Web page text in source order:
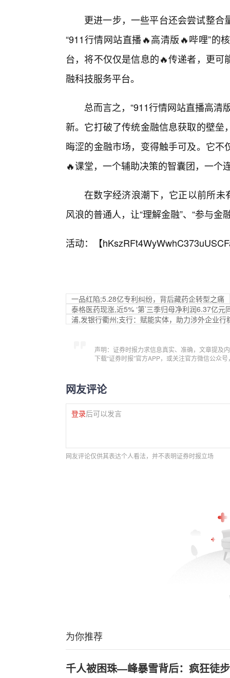
更进一步，一些平台还会尝试整
“911行情网站直播🔥高清版🔥哔哩”的
台，将不仅仅是信息的🔥传递者，更
融科技服务平台。
总而言之，“911行情网站直播高清
新。它打破了传统金融信息获取的壁
晦涩的金融市场，变得触手可及。它
🔥课堂，一个辅助决策的智囊团，一个
在数字经济浪潮下，它正以前所未
风浪的普通人，让“理解金融”、“参与金
活动：【
一品红陷;5.28亿专利纠纷，背后藏药企转型之痛
泰格医药现涨,近5% ‘第’三季归母净利润6.37亿元
浦,发银行衢州;支行：赋能实体，助力涉外企业行
声明：证券时报力求信息真实、准确，文章提及
下载“证券时报”官方APP，或关注官方微信公众
网友评论
登录后可以发言
网友评论仅供其表达个人看法，并不表明证券时报立场
为你推荐
千人被困珠—峰暴雪背后：疯狂徒